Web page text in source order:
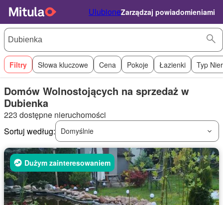
UlubioneZarządzaj powiadomieniami
Filtry Słowa kluczowe Cena Pokoje Łazienki Typ
Domów Wolnostojących na sprzedaż w
Dubienka
223 dostępne nieruchomości
Sortuj według:
Domyślnie
Dużym zainteresowaniem